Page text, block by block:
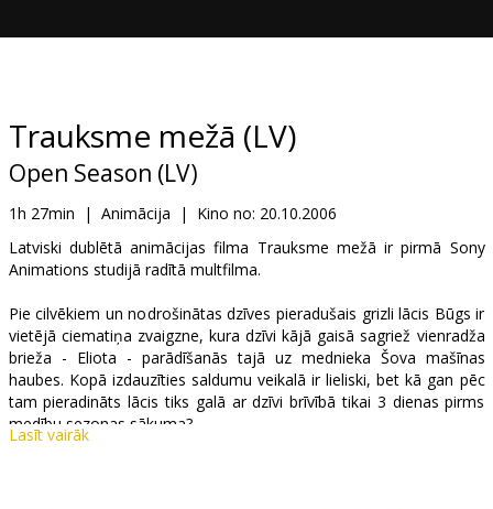
B2B
Kino
Klubs
Trauksme mežā (LV)
Open Season (LV)
1h 27min | Animācija | Kino no: 20.10.2006
Latviski dublētā animācijas filma Trauksme mežā ir pirmā Sony
Animations studijā radītā multfilma.
Pie cilvēkiem un nodrošinātas dzīves pieradušais grizli lācis Būgs ir
vietējā ciematiņa zvaigzne, kura dzīvi kājā gaisā sagriež vienradža
brieža - Eliota - parādīšanās tajā uz mednieka Šova mašīnas
haubes. Kopā izdauzīties saldumu veikalā ir lieliski, bet kā gan pēc
tam pieradināts lācis tiks galā ar dzīvi brīvībā tikai 3 dienas pirms
medību sezonas sākuma?
Lasīt vairāk